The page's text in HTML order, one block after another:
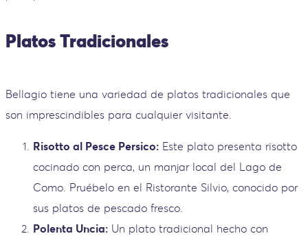
Platos Tradicionales
Bellagio tiene una variedad de platos tradicionales que
son imprescindibles para cualquier visitante.
Risotto al Pesce Persico: Este plato presenta risotto
cocinado con perca, un manjar local del Lago de
Como. Pruébelo en el Ristorante Silvio, conocido por
sus platos de pescado fresco.
Polenta Uncia: Un plato tradicional hecho con